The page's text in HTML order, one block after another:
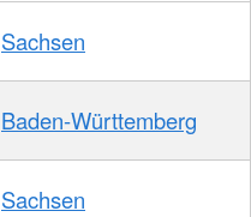
Sachsen
Baden-Württemberg
Sachsen